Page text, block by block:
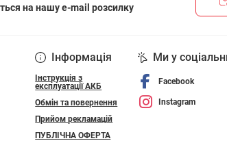
на нашу e-mail розсилку
Інформація
Інструкція з
експлуатації АКБ
Обмін та повернення
Прийом рекламацій
ПУБЛІЧНА ОФЕРТА
Ми у
Facebook
Instagram